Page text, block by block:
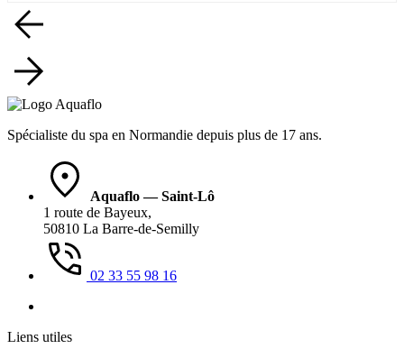
Spécialiste du spa en Normandie depuis plus de 17 ans.
Aquaflo — Saint-Lô
1 route de Bayeux,
50810 La Barre-de-Semilly
02 33 55 98 16
Liens utiles